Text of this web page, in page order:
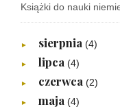
Książki do nauki
► sierpnia (4)
► lipca (4)
► czerwca (2)
► maja (4)